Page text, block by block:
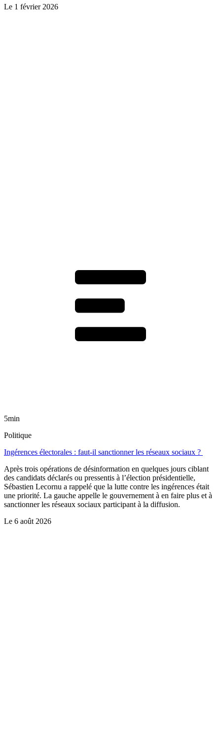
Le 1 février 2026
5min
Politique
Ingérences électorales : faut-il sanctionner les réseaux sociaux ?
Après trois opérations de désinformation en quelques jours ciblant
des candidats déclarés ou pressentis à l’élection présidentielle,
Sébastien Lecornu a rappelé que la lutte contre les ingérences était
une priorité. La gauche appelle le gouvernement à en faire plus et à
sanctionner les réseaux sociaux participant à la diffusion.
Le 6 août 2026